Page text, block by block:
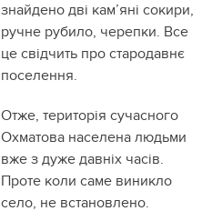
знайдено дві кам’яні сокири,
ручне рубило, черепки. Все
це свідчить про стародавнє
поселення.
Отже, територія сучасного
Охматова населена людьми
вже з дуже давніх часів.
Проте коли саме виникло
село, не встановлено.